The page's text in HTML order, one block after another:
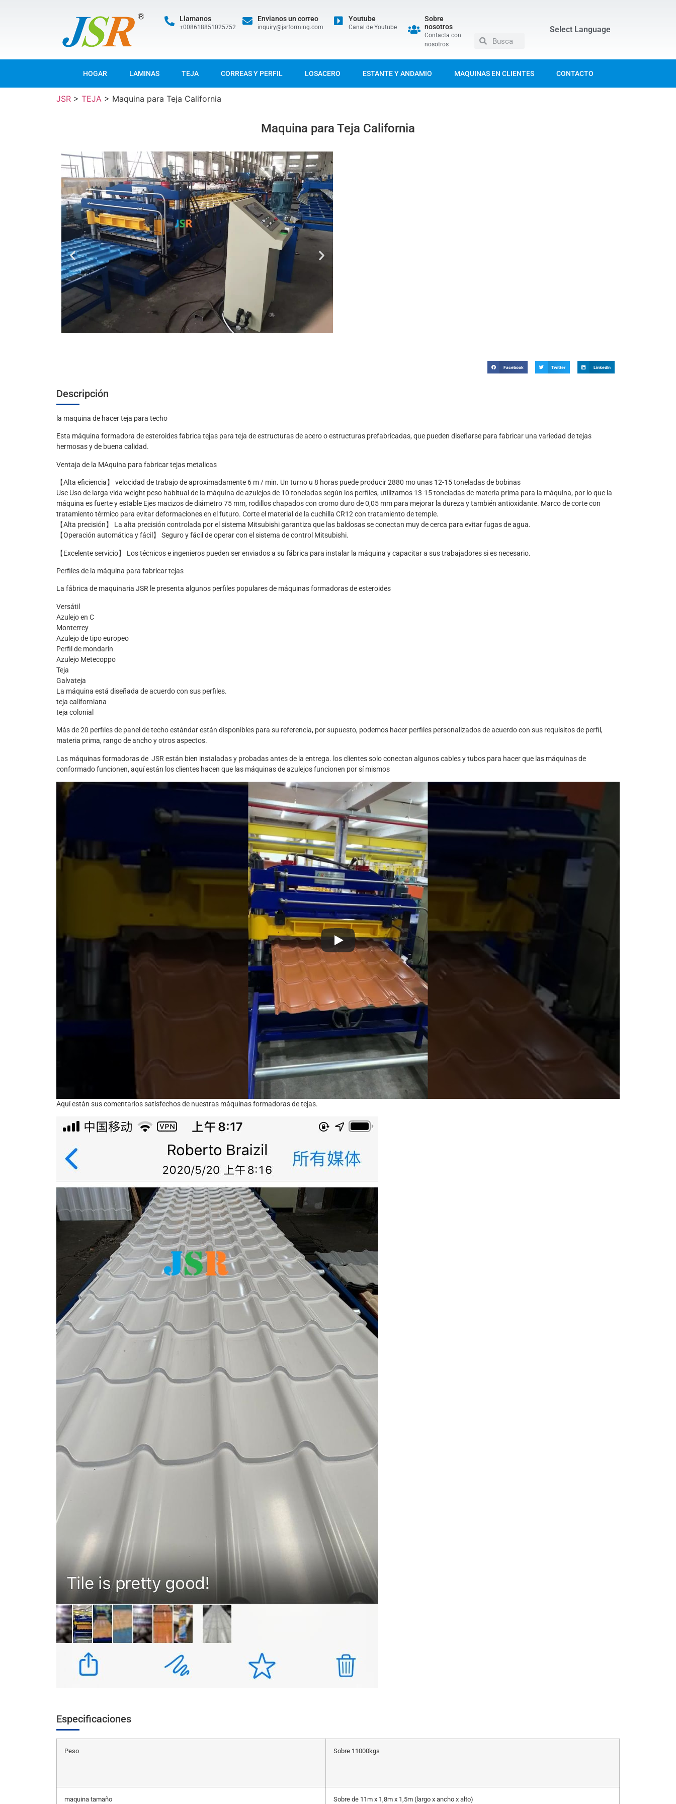
Llamanos
+008618851025752
Envianos un correo
inquiry@jsrforming.com
Youtube
Canal de Youtube
Sobre
nosotros
Contacta con
nosotros
Select Language
HOGAR LAMINAS TEJA CORREAS Y PERFIL LOSACERO ESTANTE Y ANDAMIO MAQUINAS EN CLIENTES CONTACTO
JSR > TEJA > Maquina para Teja California
Maquina para Teja California
Facebook Twitter LinkedIn
Descripción
la maquina de hacer teja para techo
Esta máquina formadora de esteroides fabrica tejas para teja de estructuras de acero o estructuras prefabricadas, que pueden diseñarse para fabricar una variedad de tejas
hermosas y de buena calidad.
Ventaja de la MAquina para fabricar tejas metalicas
【Alta eficiencia】 velocidad de trabajo de aproximadamente 6 m / min. Un turno u 8 horas puede producir 2880 mo unas 12-15 toneladas de bobinas
Use Uso de larga vida weight peso habitual de la máquina de azulejos de 10 toneladas según los perfiles, utilizamos 13-15 toneladas de materia prima para la máquina, por lo que la
máquina es fuerte y estable Ejes macizos de diámetro 75 mm, rodillos chapados con cromo duro de 0,05 mm para mejorar la dureza y también antioxidante. Marco de corte con
tratamiento térmico para evitar deformaciones en el futuro. Corte el material de la cuchilla CR12 con tratamiento de temple.
【Alta precisión】 La alta precisión controlada por el sistema Mitsubishi garantiza que las baldosas se conectan muy de cerca para evitar fugas de agua.
【Operación automática y fácil】 Seguro y fácil de operar con el sistema de control Mitsubishi.
【Excelente servicio】 Los técnicos e ingenieros pueden ser enviados a su fábrica para instalar la máquina y capacitar a sus trabajadores si es necesario.
Perfiles de la máquina para fabricar tejas
La fábrica de maquinaria JSR le presenta algunos perfiles populares de máquinas formadoras de esteroides
Versátil
Azulejo en C
Monterrey
Azulejo de tipo europeo
Perfil de mondarin
Azulejo Metecoppo
Teja
Galvateja
La máquina está diseñada de acuerdo con sus perfiles.
teja californiana
teja colonial
Más de 20 perfiles de panel de techo estándar están disponibles para su referencia, por supuesto, podemos hacer perfiles personalizados de acuerdo con sus requisitos de perfil,
materia prima, rango de ancho y otros aspectos.
Las máquinas formadoras de JSR están bien instaladas y probadas antes de la entrega. los clientes solo conectan algunos cables y tubos para hacer que las máquinas de
conformado funcionen, aquí están los clientes hacen que las máquinas de azulejos funcionen por sí mismos
Aquí están sus comentarios satisfechos de nuestras máquinas formadoras de tejas.
Especificaciones
Peso Sobre 11000kgs
maquina tamaño Sobre de 11m x 1,8m x 1,5m (largo x ancho x alto)